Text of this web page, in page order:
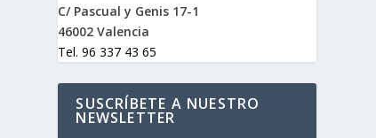
C/ Pascual y Genis 17-1
46002 Valencia
Tel. 96 337 43 65
SUSCRÍBETE A NUESTRO
NEWSLETTER